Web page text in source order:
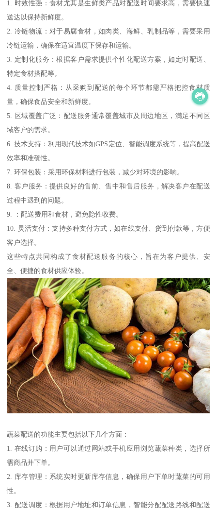
1. 时效性强：食材尤其是生鲜类产品对配送时间要求高，需要快速
送达以保持新鲜度。
2. 冷链物流：对于易腐食材，如肉类、海鲜、乳制品等，需要采用
冷链运输，确保在适宜温度下保存和运输。
3. 定制化服务：根据客户需求提供个性化配送方案，如定时配送、
特定食材搭配等。
4. 质量控制严格：从采购到配送的每个环节都需严格把控食材质
量，确保食品安全和新鲜度。
5. 区域覆盖广泛：配送服务通常覆盖城市及周边地区，满足不同区
域客户的需求。
6. 技术支持：利用现代技术如GPS定位、智能调度系统等，提高配送
效率和准确性。
7. 环保包装：采用环保材料进行包装，减少对环境的影响。
8. 客户服务：提供良好的售前、售中和售后服务，解决客户在配送
过程中遇到的问题。
9. ：配送费用和食材，避免隐性收费。
10. 灵活支付：支持多种支付方式，如在线支付、货到付款等，方便
客户选择。
这些特点共同构成了食材配送服务的核心，旨在为客户提供、安
全、便捷的食材供应体验。
蔬菜配送的功能主要包括以下几个方面：
1. 在线订购：用户可以通过网站或手机应用浏览蔬菜种类，选择所
需商品并下单。
2. 库存管理：系统实时更新库存信息，确保用户下单时蔬菜的可用
性。
3. 配送调度：根据用户地址和订单信息，智能分配配送路线和配送